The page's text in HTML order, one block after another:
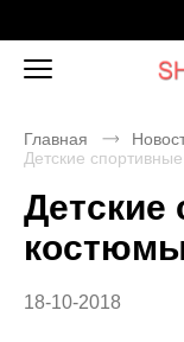
Главная
Детские
Детские
18-10-2018